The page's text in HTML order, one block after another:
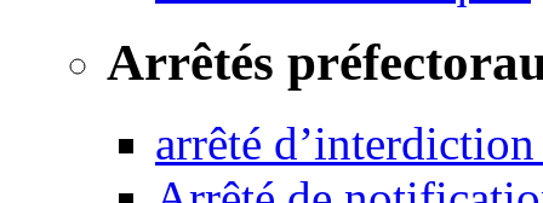
Arrêtés
arrêté